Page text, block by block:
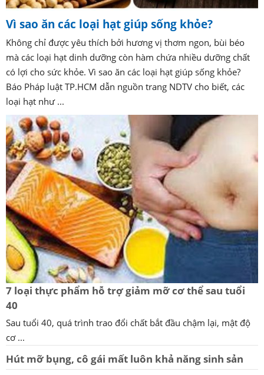
Vì sao ăn các loại hạt giúp sống khỏe?
Không chỉ được yêu thích bởi hương vị thơm ngon, bùi béo
mà các loại hạt dinh dưỡng còn hàm chứa nhiều dưỡng chất
có lợi cho sức khỏe. Vì sao ăn các loại hạt giúp sống khỏe?
Báo Pháp luật TP.HCM dẫn nguồn trang NDTV cho biết, các
loại hạt như ...
7 loại thực phẩm hỗ trợ giảm mỡ cơ thể sau tuổi
40
Sau tuổi 40, quá trình trao đổi chất bắt đầu chậm lại, mật độ
cơ ...
Hút mỡ bụng, cô gái mất luôn khả năng sinh sản